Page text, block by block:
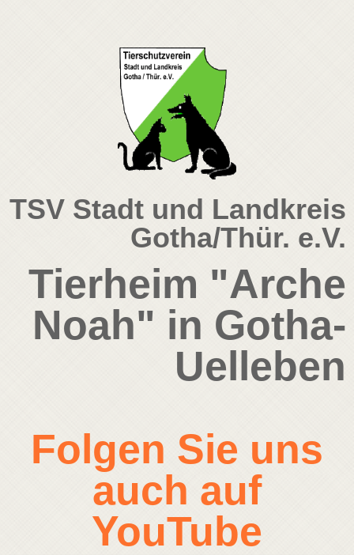
TSV Stadt und Landkreis
Gotha/Thür. e.V.
Tierheim "Arche
Noah" in Gotha-
Uelleben
Folgen Sie uns
auch auf
YouTube